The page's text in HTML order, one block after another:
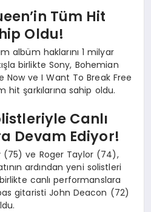
Tüm Hit
Oldu!
albüm haklarını 1 milyar
birlikte Sony, Bohemian
Now ve I Want To Break Free
şarkılarına sahip oldu.
Canlı
Devam Ediyor!
(75) ve Roger Taylor (74),
ardından yeni solistleri
canlı performanslara
gitaristi John Deacon (72)